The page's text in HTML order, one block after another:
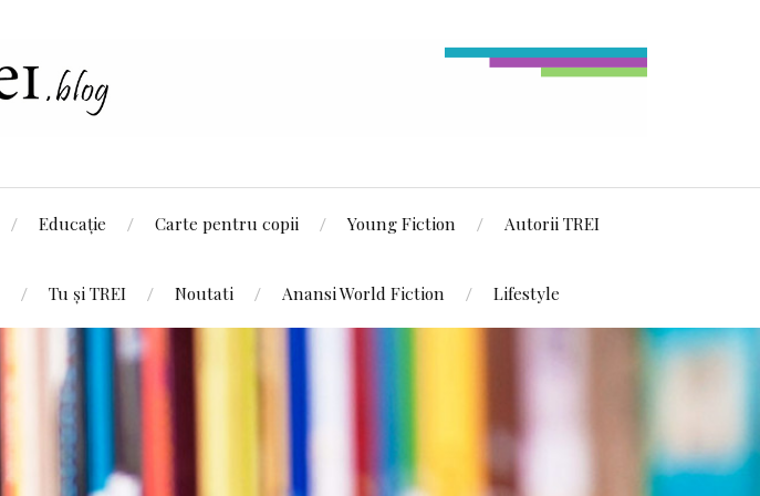
Educație Carte pentru copii Young Fiction Autorii TREI
Tu și TREI Noutati Anansi World Fiction Lifestyle